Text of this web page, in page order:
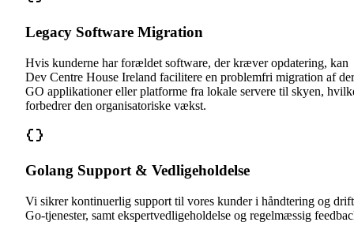
Legacy Software Migration
Hvis kunderne har forældet software, der kræver opdatering, kan
Dev Centre House Ireland facilitere en problemfri migration af
GO applikationer eller platforme fra lokale servere til skyen,
forbedrer den organisatoriske vækst.
Golang Support & Vedligeholdelse
Vi sikrer kontinuerlig support til vores kunder i håndtering og
Go-tjenester, samt ekspertvedligeholdelse og regelmæssig